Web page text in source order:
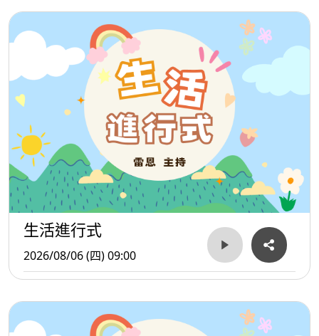
生活進行式
2026/08/06 (四) 09:00